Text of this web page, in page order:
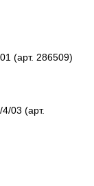
(арт. 286509)